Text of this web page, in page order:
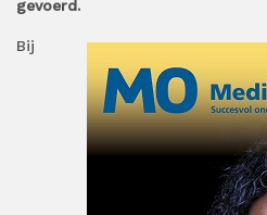
gevoerd.
Bij